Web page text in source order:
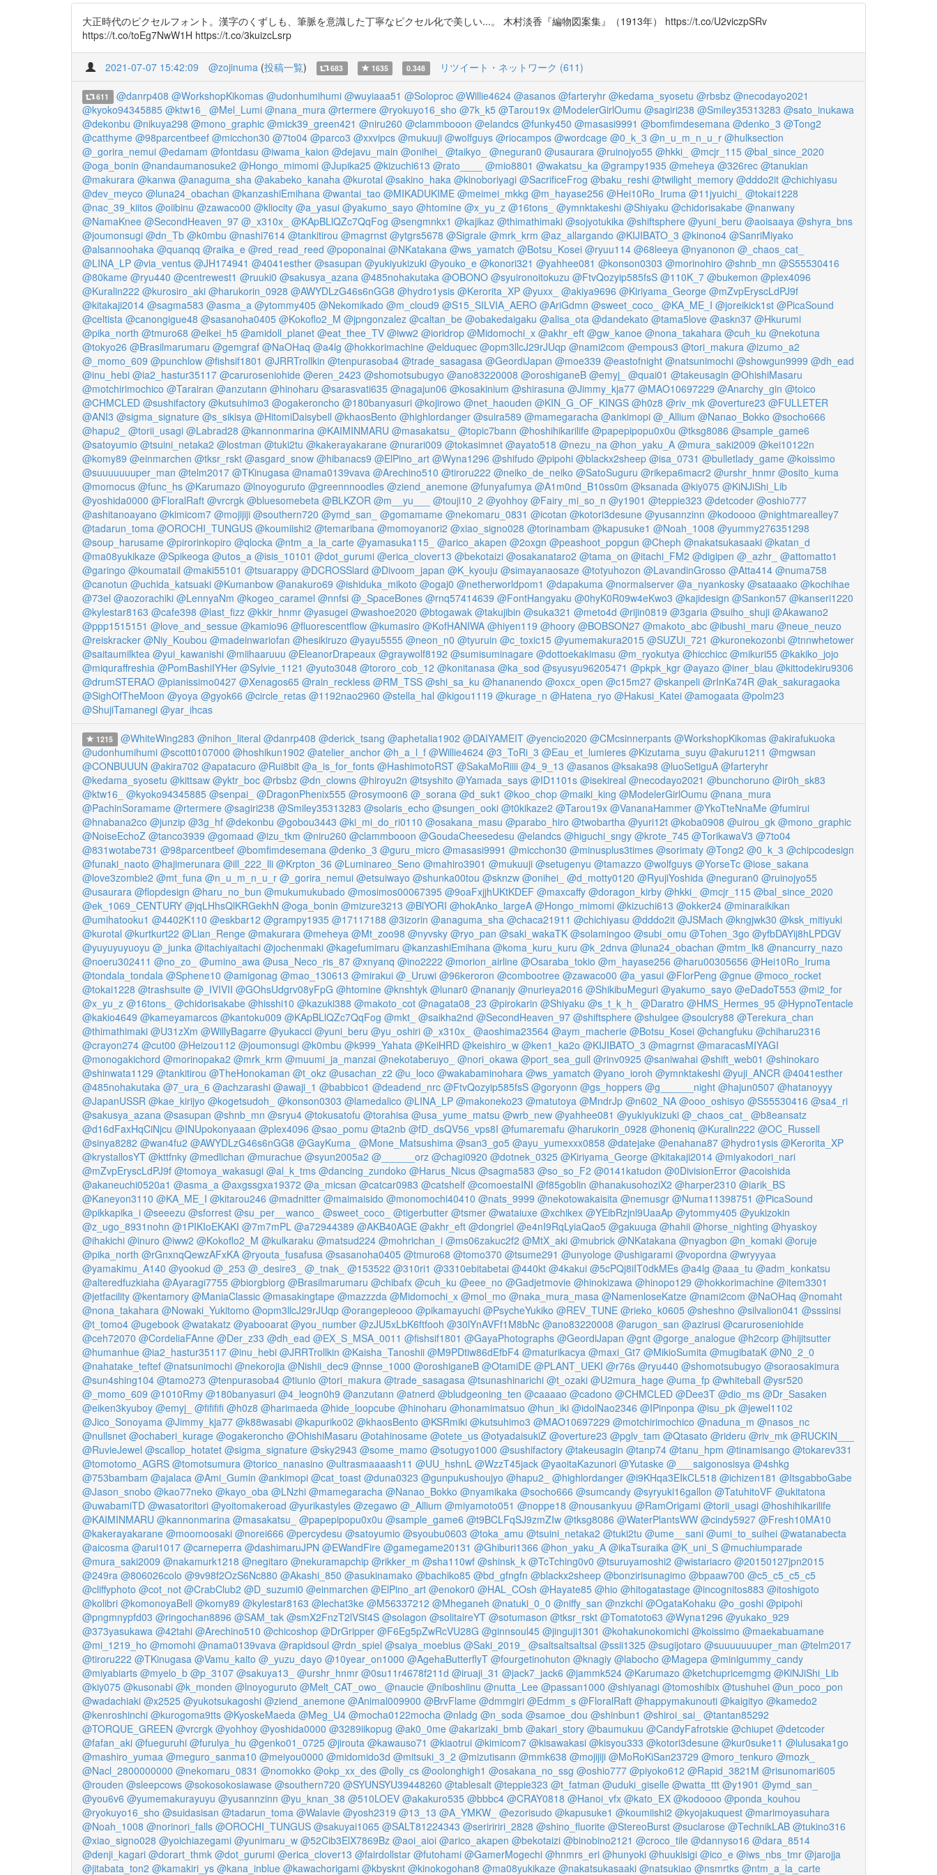
大正時代のピクセルフォント。漢字のくずしも、筆脈を意識した丁寧なピクセル化で美しい...。 木村淡香『編物図案集』（1913年） https://t.co/U2viczpSRv
https://t.co/toEg7NwW1H https://t.co/3kuizcLsrp
2021-07-07 15:42:09 @zojinuma (投稿一覧) 683 1635 0.348 リツイート・ネットワーク (611)
611 @danrp408 @WorkshopKikomas @udonhumihumi @wuyiaaa51 @Soloproc @Willie4624 @asanos @farteryhr @kedama_syosetu @rbsbz @necodayo2021
@kyoko94345885 @ktw16_ @Mel_Lumi @nana_mura @rtermere @ryokuyo16_sho @7k_k5 @Tarou19x @ModelerGirlOumu @sagiri238 @Smiley35313283 @sato_inukawa
@dekonbu @nikuya298 @mono_graphic @mick39_green421 @niru260 @clammbooon @elandcs @funky450 @masasi9991 @bomfimdesemana @denko_3 @Tong2
@catthyme @98parcentbeef @micchon30 @7to04 @parco3 @xxvipcs @mukuuji @wolfguys @riocampos @wordcage @0_k_3 @n_u_m_n_u_r @hulksection
@_gorira_nemui @edamam @fontdasu @iwama_kaion @dejavu_main @onihei_ @taikyo_ @neguran0 @usaurara @ruinojyo55 @hkki_ @mcjr_115 @bal_since_2020
@oga_bonin @nandaumanosuke2 @Hongo_mimomi @Jupika25 @kizuchi613 @rato____ @mio8801 @wakatsu_ka @grampy1935 @meheya @326rec @tanukian
@makurara @kanwa @anaguma_sha @akabeko_kanaha @kurotal @sakino_haka @kinoboriyagi @SacrificeFrog @baku_reshi @twilight_memory @dddo2it @chichiyasu
@dev_meyco @luna24_obachan @kanzashiEmihana @wantai_tao @MIKADUKIME @meimei_mkkg @m_hayase256 @Hei10Ro_Iruma @11jyuichi_ @tokai1228
@nac_39_kiitos @oiibinu @zawaco00 @kliocity @a_yasui @yakumo_sayo @htomine @x_yu_z @16tons_ @ymnktakeshi @Shiyaku @chidorisakabe @nanwany
@NamaKnee @SecondHeaven_97 @_x310x_ @KApBLlQZc7QqFog @sengmnkx1 @kajikaz @thimathimaki @sojyotukika @shiftsphere @yuni_beru @aoisaaya @shyra_bns
@joumonsugi @dn_Tb @k0mbu @nashi7614 @tankitirou @magrnst @ytgrs5678 @Sigrale @mrk_krm @az_allargando @KIJIBATO_3 @kinono4 @SanriMiyako
@alsannoohaka @quanqq @raika_e @red_read_reed @poponainai @NKatakana @ws_yamatch @Botsu_Kosei @ryuu114 @68leeya @nyanonon @_chaos_cat_
@LINA_LP @via_ventus @JH174941 @4041esther @sasupan @yukiyukizuki @youko_e @konori321 @yahhee081 @konson0303 @morinohiro @shnb_mn @S55530416
@80kame @ryu440 @centrewest1 @ruuki0 @sakusya_azana @485nohakutaka @OBONO @syuironoitokuzu @FtvQozyip585fsS @110K_7 @bukemon @plex4096
@Kuralin222 @kurosiro_aki @harukorin_0928 @AWYDLzG46s6nGG8 @hydro1ysis @Kerorita_XP @yuxx_ @akiya9696 @Kiriyama_George @mZvpEryscLdPJ9f
@kitakaji2014 @sagma583 @asma_a @ytommy405 @Nekomikado @m_cloud9 @S15_SILVIA_AERO @AriGdmn @sweet_coco_ @KA_ME_I @joreikick1st @PicaSound
@celtista @canongigue48 @sasanoha0405 @Kokoflo2_M @jpngonzalez @caltan_be @obakedaigaku @alisa_ota @dandekato @tama5love @askn37 @Hkurumi
@pika_north @tmuro68 @eikei_h5 @amidoll_planet @eat_thee_TV @iww2 @ioridrop @Midomochi_x @akhr_eft @gw_kanoe @nona_takahara @cuh_ku @nekotuna
@tokyo26 @Brasilmarumaru @gemgraf @NaOHaq @a4lg @hokkorimachine @elduquec @opm3llcJ29rJUqp @nami2com @empous3 @tori_makura @izumo_a2
@_momo_609 @punchlow @fishsif1801 @JRRTrollkin @tenpurasoba4 @trade_sasagasa @GeordiJapan @moe339 @eastofnight @natsunimochi @showgun9999 @dh_ead
@inu_hebi @ia2_hastur35117 @caruroseniohide @eren_2423 @shomotsubugyo @ano83220008 @oroshiganeB @emyj_ @quai01 @takeusagin @OhishiMasaru
@motchirimochico @Tarairan @anzutann @hinoharu @sarasvati635 @nagajun06 @kosakinium @shirasuna @Jimmy_kja77 @MAO10697229 @Anarchy_gin @toico
@CHMCLED @sushifactory @kutsuhimo3 @ogakeroncho @180banyasuri @kojirowo @net_haouden @KIN_G_OF_KINGS @h0z8 @riv_mk @overture23 @FULLETER
@ANI3 @sigma_signature @s_sikisya @HitomiDaisybell @khaosBento @highlordanger @suira589 @mamegaracha @ankimopi @_Allium @Nanao_Bokko @socho666
@hapu2_
@torii_usagi @Labrad28 @kannonmarina @KAIMINMARU @masakatsu_ @topic7bann @hoshihikarilife @papepipopu0x0u @tksg8086 @sample_game6
@satoyumio @tsuini_netaka2 @lostman @tuki2tu @kakerayakarane @nurari009 @tokasimnet @ayato518 @nezu_na @hon_yaku_A @mura_saki2009 @kei10122n
@komy89 @einmarchen @tksr_rskt @asgard_snow @hibanacs9 @ElPino_art @Wyna1296 @shifudo @pipohi @blackx2sheep @isa_0731 @bulletlady_game @koissimo
@suuuuuuuper_man @telm2017 @TKinugasa @nama0139vava @Arechino510 @tiroru222 @neiko_de_neiko @SatoSuguru @rikepa6macr2 @urshr_hnmr @osito_kuma
@momocus @func_hs @Karumazo @lnoyoguruto @greennnoodles @ziend_anemone @funyafumya @A1m0nd_B10ss0m @ksanada @kiy075 @KiNJiShi_Lib
@yoshida0000 @FloralRaft @vrcrgk @bluesomebeta @BLKZOR @m__yu___ @touji10_2 @yohhoy @Fairy_mi_so_n @y1901 @teppie323 @detcoder @oshio777
@ashitanoayano @kimicom7 @mojijiji @southern720 @ymd_san_ @gomamame @nekomaru_0831 @icotan @kotori3desune @yusannzinn @kodoooo @nightmarealley7
@tadarun_toma @OROCHI_TUNGUS @koumiishi2 @temaribana @momoyanori2 @xiao_signo028 @torinambam @kapusuke1 @Noah_1008 @yummy276351298
@soup_harusame @pirorinkopiro @qlocka @ntm_a_la_carte @yamasuka115_ @arico_akapen @2oxgn @peashoot_popgun @Cheph @nakatsukasaaki @katan_d
@ma08yukikaze @Spikeoga @utos_a @isis_10101 @dot_gurumi @erica_clover13 @bekotaizi @osakanataro2 @tama_on @itachi_FM2 @digipen @_azhr_ @attomatto1
@garingo @koumatail @maki55101 @tsuarappy @DCROSSlard @Divoom_japan @K_kyouju @simayanaosaze @totyuhozon @LavandinGrosso @Atta414 @numa758
@canotun @uchida_katsuaki @Kumanbow @anakuro69 @ishiduka_mikoto @ogaj0 @netherworldpom1 @dapakuma @normalserver @a_nyankosky @sataaako @kochihae
@73el @aozorachiki @LennyaNm @kogeo_caramel @nnfsi @_SpaceBones @rnq57414639 @FontHangyaku @0hyK0R09w4eKwo3 @kajidesign @Sankon57 @kanseri1220
@kylestar8163 @cafe398 @last_fizz @kkir_hnmr @yasugei @washoe2020 @btogawak @takujibin @suka321 @meto4d @rijin0819 @3garia @suiho_shuji @Akawano2
@ppp1515151 @love_and_sessue @kamio96 @fluorescentflow @kumasiro @KofHANIWA @hiyen119 @hoory @BOBSON27 @makoto_abc @ibushi_maru @neue_neuzo
@reiskracker @Niy_Koubou @madeinwariofan @hesikiruzo @yayu5555 @neon_n0 @tyuruin @c_toxic15 @yumemakura2015 @SUZUi_721 @kuronekozonbi @tnnwhetower
@saitaumilktea @yui_kawanishi @miihaaruuu @EleanorDrapeaux @graywolf8192 @sumisuminagare @dottoekakimasu @m_ryokutya @hicchicc @mikuri55 @kakiko_jojo
@miquraffreshia @PomBashiIYHer @Sylvie_1121 @yuto3048 @tororo_cob_12 @konitanasa @ka_sod @syusyu96205471 @pkpk_kgr @ayazo @iner_blau @kittodekiru9306
@drumSTERAO @pianissimo0427 @Xenagos65 @rain_reckless @RM_TSS @shi_sa_ku @hananendo @oxcx_open @c15m27 @skanpeli @rInKa74R @ak_sakuragaoka
@SighOfTheMoon @yoya @gyok66 @circle_retas @1192nao2960 @stella_hal @kigou1119 @kurage_n @Hatena_ryo @Hakusi_Katei @amogaata @polm23
@ShujiTamanegi @yar_ihcas
1215 @WhiteWing283 @nihon_literal @danrp408 @derick_tsang @aphetalia1902 @DAIYAMEIT @yencio2020 @CMcsinnerpants @WorkshopKikomas @akirafukuoka
@udonhumihumi @scott0107000 @hoshikun1902 @atelier_anchor @h_a_l_f @Willie4624 @3_ToRi_3 @Eau_et_lumieres @Kizutama_suyu @akuru1211 @mgwsan
@CONBUUUN @akira702 @apatacuro @Rui8bit @a_is_for_fonts @HashimotoRST @SakaMoRiiii @4_9_13 @asanos @ksaka98 @luoSetiguA @farteryhr
@kedama_syosetu @kittsaw @yktr_boc @rbsbz @dn_clowns @hiroyu2n @tsyshito @Yamada_says @ID1101s @isekireal @necodayo2021 @bunchoruno @ir0h_sk83
@ktw16_
@kyoko94345885 @senpai_ @DragonPhenix555 @rosymoon6 @_sorana @d_suk1 @koo_chop @maiki_king @ModelerGirlOumu @nana_mura
@PachinSoramame @rtermere @sagiri238 @Smiley35313283 @solaris_echo @sungen_ooki @t0kikaze2 @Tarou19x @VananaHammer @YkoTteNnaMe @fumirui
@hnabana2co @junzip @3g_hf @dekonbu @gobou3443 @ki_mi_do_ri0110 @osakana_masu @parabo_hiro @twobartha @yuri12t @koba0908 @uirou_gk @mono_graphic
@NoiseEchoZ @tanco3939 @gomaad @izu_tkm @niru260 @clammbooon @GoudaCheesedesu @elandcs @higuchi_sngy @krote_745 @TorikawaV3 @7to04
@831wotabe731 @98parcentbeef @bomfimdesemana @denko_3 @guru_micro @masasi9991 @micchon30 @minusplus3times @sorimaty @Tong2 @0_k_3 @chipcodesign
@funaki_naoto @hajimerunara @ill_222_lli @Krpton_36 @Luminareo_Seno @mahiro3901 @mukuuji @setugenyu @tamazzo @wolfguys @YorseTc @iose_sakana
@love3zombie2 @mt_funa @n_u_m_n_u_r @_gorira_nemui @etsuiwayo @shunka00tou @sknzw @onihei_ @d_motty0120 @RyujiYoshida @neguran0 @ruinojyo55
@usaurara @flopdesign @haru_no_bun @mukumukubado @mosimos00067395 @9oaFxjjhUKtKDEF @maxcaffy @doragon_kirby @hkki_ @mcjr_115 @bal_since_2020
@ek_1069_CENTURY @jqLHhsQlKRGekhN @oga_bonin @mizure3213 @BlYORI @hokAnko_largeA @Hongo_mimomi @kizuchi613 @okker24 @minaraikikan
@umihatooku1 @4402K110 @eskbar12 @grampy1935 @17117188 @3izorin @anaguma_sha @chaca21911 @chichiyasu @dddo2it @JSMach @kngjwk30 @ksk_mitiyuki
@kurotal @kurtkurt22 @Lian_Renge @makurara @meheya @Mt_zoo98 @nyvsky @ryo_pan @saki_wakaTK @solamingoo @subi_omu @Tohen_3go @yfbDAYij8hLPDGV
@yuyuyuyuoyu @_junka @itachiyaitachi @jochenmaki @kagefumimaru @kanzashiEmihana @koma_kuru_kuru @k_2dnva @luna24_obachan @mtm_lk8 @nancurry_nazo
@noeru302411 @no_zo_ @umino_awa @usa_Neco_ris_87 @xnyanq @ino2222 @morion_airline @Osaraba_tokio @m_hayase256 @haru00305656 @Hei10Ro_Iruma
@tondala_tondala @Sphene10 @amigonag @mao_130613 @mirakui @_Uruwi @96keroron @combootree @zawaco00 @a_yasui @FlorPeng @gnue @moco_rocket
@tokai1228 @trashsuite @_IVIVII @GOhsUdgrv08yFpG @htomine @knshtyk @lunar0 @nananjy @nurieya2016 @ShikibuMeguri @yakumo_sayo @eDadoT553 @mi2_for
@x_yu_z @16tons_ @chidorisakabe @hisshi10 @kazuki388 @makoto_cot @nagata08_23 @pirokarin @Shiyaku @s_t_k_h_ @Daratro @HMS_Hermes_95 @HypnoTentacle
@kakio4649 @kameyamarcos @kantoku009 @KApBLlQZc7QqFog @mkt_ @saikha2nd @SecondHeaven_97 @shiftsphere @shulgee @soulcry88 @Terekura_chan
@thimathimaki @U31zXm @WillyBagarre @yukacci @yuni_beru @yu_oshiri @_x310x_ @aoshima23564 @aym_macherie @Botsu_Kosei @changfuku @chiharu2316
@crayon274 @cut00 @Heizou112 @joumonsugi @k0mbu @k999_Yahata @KeiHRD @keishiro_w @ken1_ka2o @KIJIBATO_3 @magrnst @maracasMIYAGI
@monogakichord @morinopaka2 @mrk_krm @muumi_ja_manzai @nekotaberuyo_ @nori_okawa @port_sea_gull @rinv0925 @saniwahai @shift_web01 @shinokaro
@shinwata1129 @tankitirou @TheHonokaman @t_okz @usachan_z2 @u_loco @wakabaminohara @ws_yamatch @yano_ioroh @ymnktakeshi @yuji_ANCR @4041esther
@485nohakutaka @7_ura_6 @achzarashi @awaji_1 @babbico1 @deadend_nrc @FtvQozyip585fsS @goryonn @gs_hoppers @g______night @hajun0507 @hatanoyyy
@JapanUSSR @kae_kirijyo @kogetsudoh_ @konson0303 @lamedalico @LINA_LP @makoneko23 @matutoya @MndrJp @n602_NA @ooo_oshisyo @S55530416 @sa4_ri
@sakusya_azana @sasupan @shnb_mn @sryu4 @tokusatofu @torahisa @usa_yume_matsu @wrb_new @yahhee081 @yukiyukizuki @_chaos_cat_ @b8eansatz
@d16dFaxHqCiNjcu @INUpokonyaaan @plex4096 @sao_pomu @ta2nb @fD_dsQV56_vps8I @fumaremafu @harukorin_0928 @honeniq @Kuralin222 @OC_Russell
@sinya8282 @wan4fu2 @AWYDLzG46s6nGG8 @GayKuma_ @Mone_Matsushima @san3_go5 @ayu_yumexxx0858 @datejake @enahana87 @hydro1ysis @Kerorita_XP
@krystallosYT @kttfnky @medlichan @murachue @syun2005a2 @______orz @chagi0920 @dotnek_0325 @Kiriyama_George @kitakaji2014 @miyakodori_nari
@mZvpEryscLdPJ9f @tomoya_wakasugi @al_k_tms @dancing_zundoko @Harus_Nicus @sagma583 @so_so_F2 @0141katudon @0DivisionError @acoishida
@akaneuchi0520a1 @asma_a @axgssgxa19372 @a_micsan @catcar0983 @catshelf @comoestaINI @f85goblin @hanakusohoziX2 @harper2310 @iarik_BS
@Kaneyon3110 @KA_ME_I @kitarou246 @madnitter @maimaisido @monomochi40410 @nats_9999 @nekotowakaisita @nemusgr @Numa11398751 @PicaSound
@pikkapika_i @seeezu @sforrest @su_per__wanco_ @sweet_coco_ @tigerbutter @tsmer @wataiuxe @xchikex @YEibRzjnl9UaaAp @ytommy405 @yukizokin
@z_ugo_8931nohn @1PIKIoEKAKI @7m7mPL @a72944389 @AKB40AGE @akhr_eft @dongriel @e4nI9RqLyiaQao5 @gakuuga @hahii @horse_nighting @hyaskoy
@ihakichi @inuro @iww2 @Kokoflo2_M @kulkaraku @matsud224 @mohrichan_i @ms06zakuc2f2 @MtX_aki @mubrick @NKatakana @nyagbon @n_komaki @oruje
@pika_north @rGnxnqQewzAFxKA @ryouta_fusafusa @sasanoha0405 @tmuro68 @tomo370 @tsume291 @unyologe @ushigarami @vopordna @wryyyaa
@yamakimu_A140 @yookud @_253 @_desire3_ @_tnak_ @153522 @310ri1 @3310ebitabetai @440kt @4kakui @5cPQj8iIT0dkMEs @a4lg @aaa_tu @adm_konkatsu
@alteredfuzkiaha @Ayaragi7755 @biorgbiorg @Brasilmarumaru @chibafx @cuh_ku @eee_no @Gadjetmovie @hinokizawa @hinopo129 @hokkorimachine @item3301
@jetfacility @kentamory @ManiaClassic @masakingtape @mazzzda @Midomochi_x @mol_mo @naka_mura_masa @NamenloseKatze @nami2com @NaOHaq @nomaht
@nona_takahara @Nowaki_Yukitomo @opm3llcJ29rJUqp @orangepieooo @pikamayuchi @PsycheYukiko @REV_TUNE @rieko_k0605 @sheshno @silvalion041 @sssinsi
@t_tomo4 @ugebook @watakatz @yabooarat @you_number @zJU5xLbK6ftfooh @30lYnAVFf1M8bNc @ano83220008 @arugon_san @azirusi @caruroseniohide
@ceh72070 @CordeliaFAnne @Der_z33 @dh_ead @EX_S_MSA_0011 @fishsif1801 @GayaPhotographs @GeordiJapan @gnt @gorge_analogue @h2corp @hijitsutter
@humanhue @ia2_hastur35117 @inu_hebi @JRRTrollkin @Kaisha_Tanoshii @M9PDtiw86dEfbF4 @maturikacya @maxi_Gt7 @MikioSumita @mugibataK @N0_2_0
@nahatake_teftef @natsunimochi @nekorojia @Nishii_dec9 @nnse_1000 @oroshiganeB @OtamiDE @PLANT_UEKI @r76s @ryu440 @shomotsubugyo @soraosakimura
@sun4shing104 @tamo273 @tenpurasoba4 @tiunio @tori_makura @trade_sasagasa @tsunashinarichi @t_ozaki @U2mura_hage @uma_fp @whiteball @ysr520
@_momo_609 @1010Rmy @180banyasuri @4_leogn0h9 @anzutann @atnerd @bludgeoning_ten @caaaao @cadono @CHMCLED @Dee3T @dio_ms @Dr_Sasaken
@eiken3kyuboy @emyj_ @fifififi @h0z8 @harimaeda @hide_loopcube @hinoharu @honamimatsuo @hun_iki @idolNao2346 @IPinponpa @isu_pk @jewel1102
@Jico_Sonoyama @Jimmy_kja77 @k88wasabi @kapuriko02 @khaosBento @KSRmiki @kutsuhimo3 @MAO10697229 @motchirimochico @naduna_m @nasos_nc
@nullsnet @ochaberi_kurage @ogakeroncho @OhishiMasaru @otahinosame @otete_us @otyadaisukiZ @overture23 @pglv_tam @Qtasato @rideru @riv_mk @RUCKIN___
@RuvieJewel @scallop_hotatet @sigma_signature @sky2943 @some_mamo @sotugyo1000 @sushifactory @takeusagin @tanp74 @tanu_hpm @tinamisango @tokarev331
@tomotomo_AGRS @tomotsumura @torico_nanasino @ultrasmaaaash11 @UU_hshnL @WzzT45jack @yaoitaKazunori @Yutaske @___saigonosisya @4shkg
@753bambam @ajalaca @Ami_Gumin @ankimopi @cat_toast @duna0323 @gunpukushoujyo @hapu2_ @highlordanger @i9KHqa3EIkCL518 @ichizen181 @ItsgabboGabe
@Jason_snobo @kao77neko @kayo_oba @LNzhi @mamegaracha @Nanao_Bokko @nyamikaka @socho666 @sumcandy @syryuki16gallon @TatuhitoVF @ukitatona
@uwabamiTD @wasatoritori @yoitomakeroad @yurikastyles @zegawo @_Allium @miyamoto051 @noppe18 @nousankyuu @RamOrigami @torii_usagi @hoshihikarilife
@KAIMINMARU @kannonmarina @masakatsu_ @papepipopu0x0u @sample_game6 @t9BCLFqSJ9zmZIw @tksg8086 @WaterPlantsWW @cindy5927 @Fresh10MA10
@kakerayakarane @moomoosaki @norei666 @percydesu @satoyumio @syoubu0603 @toka_amu @tsuini_netaka2 @tuki2tu @ume__sani @umi_to_suihei @watanabecta
@aicosma @arui1017 @carneperra @dashimaruJPN @EWandFire @gamegame20131 @Ghiburi1366 @hon_yaku_A @ikaTsuraika @K_uni_S @muchiumparade
@mura_saki2009 @nakamurk1218 @negitaro @nekuramapchip @rikker_m @sha110wf @shinsk_k @TcTching0v0 @tsuruyamoshi2 @wistariacro @20150127jpn2015
@249ra @806026colo @9v98f2OzS6Nc880 @Akashi_850 @asukinamako @bachiko85 @bd_gfngfn @blackx2sheep @bonzirisunagimo @bpaaw700 @c5_c5_c5_c5
@cliffyphoto @cot_not @CrabClub2 @D_suzumi0 @einmarchen @ElPino_art @enokor0 @HAL_COsh @Hayate85 @hio @hitogatastage @incognitos883 @itoshigoto
@kolibri @komonoyaBell @komy89 @kylestar8163 @lechat3ke @M56337212 @Mheganeh @natuki_0_0 @niffy_san @nzkchi @OgataKohaku @o_goshi @pipohi
@pngmnypfd03 @ringochan8896 @SAM_tak @smX2FnzT2lVSt4S @solagon @solitaireYT @sotumason @tksr_rskt @Tomatoto63 @Wyna1296 @yukako_929
@373yasukawa @42tahi @Arechino510 @chicoshop @DrGripper @F6Eg5pZwRcVU28G @ginnsoul45 @jinguji1301 @kohakunokomichi @koissimo @maekabuamane
@mi_1219_ho @momohi @nama0139vava @rapidsoul @rdn_spiel @saiya_moebius @Saki_2019_ @saltsaltsaltsal @ssii1325 @sugijotaro @suuuuuuuper_man @telm2017
@tiroru222 @TKinugasa @Vamu_kaito @_yuzu_dayo @10year_on1000 @AgehaButterflyT @fourgetinohuton @knagiy @labocho @Magepa @minigummy_candy
@miyabiarts @myelo_b @p_3107 @sakuya13_ @urshr_hnmr @0su11r4678f211d @iruaji_31 @jack7_jack6 @jammk524 @Karumazo @ketchupricemgmg @KiNJiShi_Lib
@kiy075 @kusonabi @k_monden @lnoyoguruto @Melt_CAT_owo_ @naucie @niboshiinu @nutta_Lee @passan1000 @shiyanagi @tomoshibix @tushuhei @un_poco_pon
@wadachiaki @x2525 @yukotsukagoshi @ziend_anemone @Animal009900 @BrvFlame @dmmgiri @Edmm_s @FloralRaft @happymakunouti @kaigityo @kamedo2
@kenroshinchi @kurogoma9tts @KyoskeMaeda @Meg_U4 @mocha0122mocha @nladg @n_soda @samoe_dou @shinbun1 @shiroi_sai_ @tantan85292
@TORQUE_GREEN @vrcrgk @yohhoy @yoshida0000 @3289iikopug @ak0_0me @akarizaki_bmb @akari_story @baumukuu @CandyFafrotskie @chiupet @detcoder
@fafan_aki @fueguruhi @furulya_hu @genko01_0725 @jirouta @kawauso71 @kiaotrui @kimicom7 @kisawakasi @kisyou333 @kotori3desune @kur0suke11 @lulusaka1go
@mashiro_yumaa @meguro_sanma10 @meiyou0000 @midomido3d @mitsuki_3_2 @mizutisann @mmk638 @mojijiji @MoRoKiSan23729 @moro_tenkuro @mozk_
@Nacl_2800000000 @nekomaru_0831 @nomokko @okp_xx_des @olly_cs @oolonghigh1 @osakana_no_ssg @oshio777 @piyoko612 @Rapid_3821M @risunomari605
@rouden @sleepcows @sokosokosiawase @southern720 @SYUNSYU39448260 @tablesalt @teppie323 @t_fatman @uduki_giselle @watta_ttt @y1901 @ymd_san_
@you6v6 @yumemakurayuyu @yusannzinn @yu_knan_38 @510LOEV @akakuro535 @bbbc4 @CRAY0818 @Hanoi_vfx @kato_EX @kodoooo @ponda_kouhou
@ryokuyo16_sho @suidasisan @tadarun_toma @Walavie @yosh2319 @13_13 @A_YMKW_ @ezorisudo @kapusuke1 @koumiishi2 @kyojakuquest @marimoyasuhara
@Noah_1008 @norinori_falls @OROCHI_TUNGUS @sakuyai1065 @SALT81224343 @seriririri_2828 @shino_fluorite @StereoBurst @suclarose @TechnikLAB @tukino316
@xiao_signo028 @yoichiazegami @yunimaru_w @52Cib3ElX7869Bz @aoi_aioi @arico_akapen @bekotaizi @binobino2121 @croco_tile @dannyso16 @dara_8514
@denji_kagari @dorart_thmk @dot_gurumi @erica_clover13 @fairdollstar @futohami @GamerMogechi @hnmrs_eri @hunyoki @huukisigi @ico_e @iws_nbs_tmr @jarojja
@jitabata_ton2 @kamakiri_ys @kana_inblue @kawachorigami @kbysknt @kinokogohan8 @ma08yukikaze @nakatsukasaaki @natsukiao @nsmrtks @ntm_a_la_carte